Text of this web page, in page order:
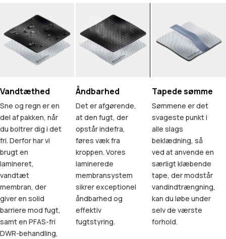
Vandtæthed
Sne og regn er en
del af pakken, når
du boltrer dig i det
fri. Derfor har vi
brugt en
lamineret,
vandtæt
membran, der
giver en solid
barriere mod fugt,
samt en PFAS-fri
DWR-behandling,
Åndbarhed
Det er afgørende,
at den fugt, der
opstår indefra,
føres væk fra
kroppen. Vores
laminerede
membransystem
sikrer exceptionel
åndbarhed og
effektiv
fugtstyring.
Tapede sømme
Sømmene er det
svageste punkt i
alle slags
beklædning, så
ved at anvende en
særligt klæbende
tape, der modstår
vandindtrængning,
kan du løbe under
selv de værste
forhold.